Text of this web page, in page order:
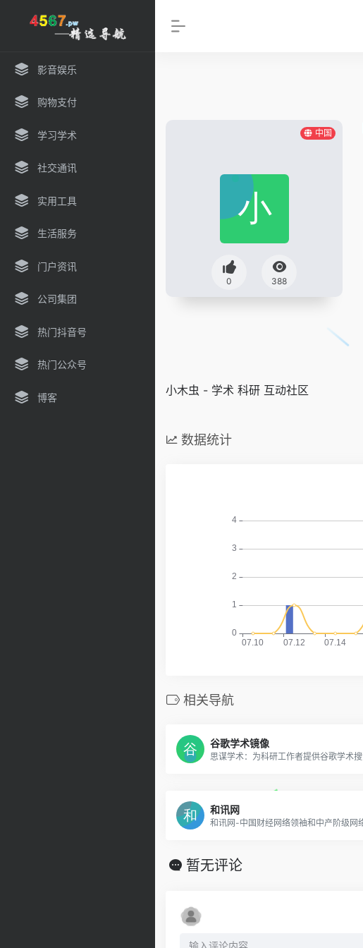
影音娱乐
购物支付
学习学术
社交通讯
实用工具
生活服务
门户资讯
公司集团
热门抖音号
热门公众号
博客
中国
0 388
小木虫 - 学术 科研 互动社区
数据统计
相关导航
谷歌学术镜像
和讯网
暂无评论